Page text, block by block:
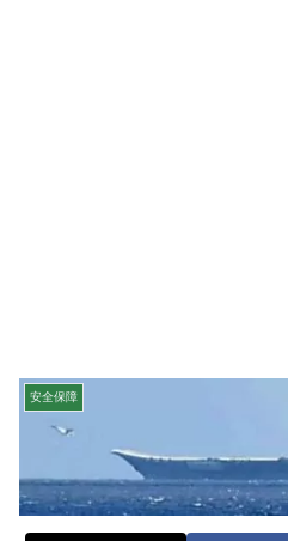
安全保障